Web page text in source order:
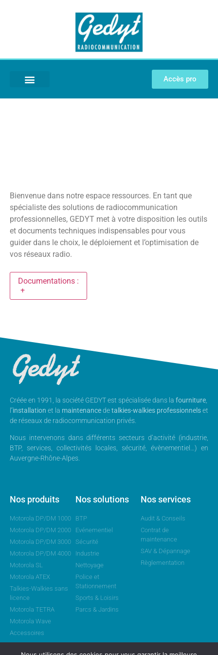
Accès pro
Bienvenue dans notre espace ressources. En tant que
spécialiste des solutions de radiocommunication
professionnelles, GEDYT met à votre disposition les outils
et documents techniques indispensables pour vous
guider dans le choix, le déploiement et l’optimisation de
vos réseaux radio.
Documentations :
+
Créée en 1991, la société GEDYT est spécialisée dans la fourniture
’installation et la maintenancedetalkies-walkies professionnelset
de réseaux de radiocommunication privés.
Nous intervenons dans différents secteurs d’activité (industrie,
BTP, services, collectivités locales, sécurité, évènementiel…) en
Auvergne-Rhône-Alpes.
Nos produits
Motorola DP/DM 1000
Motorola DP/DM 2000
Motorola DP/DM 3000
Motorola DP/DM 4000
Motorola SL
Motorola ATEX
Talkies-Walkies sans
licence
Motorola TETRA
Motorola Wave
Accessoires
Nos solutions
BTP
Evénementiel
Sécurité
Industrie
Nettoyage
Police et
Stationnement
Sports & Loisirs
Parcs & Jardins
Nos services
Audit & Conseils
Contrat de
maintenance
SAV & Dépannage
Règlementation